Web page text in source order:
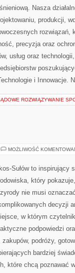
Nasza
produkcji,
rozwiązań,
precyzja oraz
usług oraz
i Innowacje.
ROZWIĄZYWANIE
MOŻLIWOŚĆ
Sułów to inspirujący
który
nie musi
decyzji
w którym
podpowiedzi
podróży,
bardziej
które chcą poznawać